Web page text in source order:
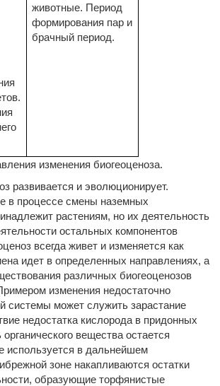
животные. Период
формирования пар и
брачный период.
изменения биогеоценоза.
развивается и эволюционирует.
в процессе смены наземных
растениям, но их деятельность
остальных компонентов
всегда живет и изменяется как
идет в определенных направлениях, а
различных биогеоценозов
изменения недостаточно
системы может служить зарастание
недостатка кислорода в придонных
вещества остается
используется в дальнейшем
зоне накапливаются остатки
образующие торфянистые